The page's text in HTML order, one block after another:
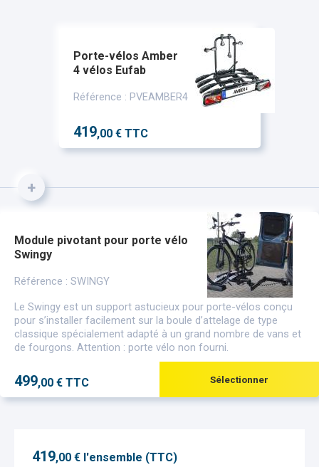
Porte-vélos Amber
4 vélos Eufab
Référence : PVEAMBER4
419,00 € TTC
+
Module pivotant pour porte vélo
Swingy
Référence : SWINGY
Le Swingy est un support astucieux pour porte-vélos conçu
pour s’installer facilement sur la boule d’attelage de type
classique spécialement adapté à un grand nombre de vans et
de fourgons. Attention : porte vélo non fourni.
499,00 € TTC Sélectionner
419,00 € l'ensemble (TTC)